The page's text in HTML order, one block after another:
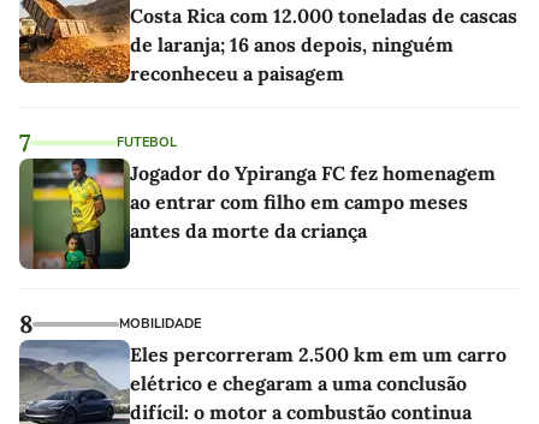
Costa Rica com 12.000 toneladas de cascas
de laranja; 16 anos depois, ninguém
reconheceu a paisagem
7 FUTEBOL
Jogador do Ypiranga FC fez homenagem
ao entrar com filho em campo meses
antes da morte da criança
8 MOBILIDADE
Eles percorreram 2.500 km em um carro
elétrico e chegaram a uma conclusão
difícil: o motor a combustão continua